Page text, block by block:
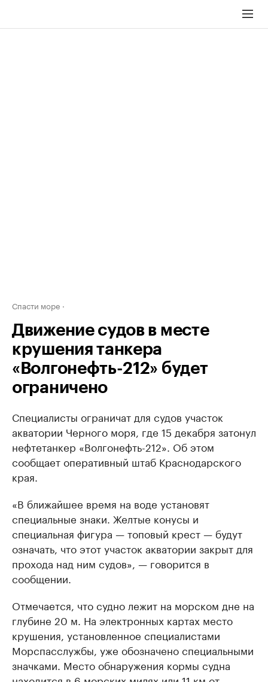
Спасти море
Движение судов в месте
крушения танкера
«Волгонефть-212» будет
ограничено
Специалисты ограничат для судов участок
акватории Черного моря, где 15 декабря затонул
нефтетанкер «Волгонефть-212». Об этом
сообщает оперативный штаб Краснодарского
края.
«В ближайшее время на воде установят
специальные знаки. Желтые конусы и
специальная фигура — топовый крест — будут
означать, что этот участок акватории закрыт для
прохода над ним судов», — говорится в
сообщении.
Отмечается, что судно лежит на морском дне на
глубине 20 м. На электронных картах место
крушения, установленное специалистами
Морспасслужбы, уже обозначено специальными
значками. Место обнаружения кормы судна